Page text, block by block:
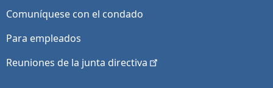
Comuníquese con el condado
Para empleados
Reuniones de la junta directiva